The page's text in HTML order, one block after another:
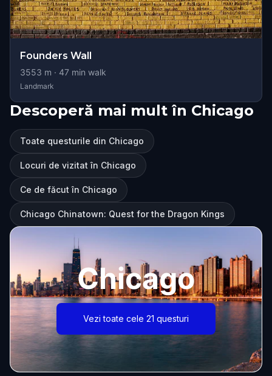
Founders Wall
3553 m · 47 min walk
Landmark
Descoperă mai mult în Chicago
Toate questurile din Chicago
Locuri de vizitat în Chicago
Ce de făcut în Chicago
Chicago Chinatown: Quest for the Dragon Kings
Chicago
Vezi toate cele 21 questuri